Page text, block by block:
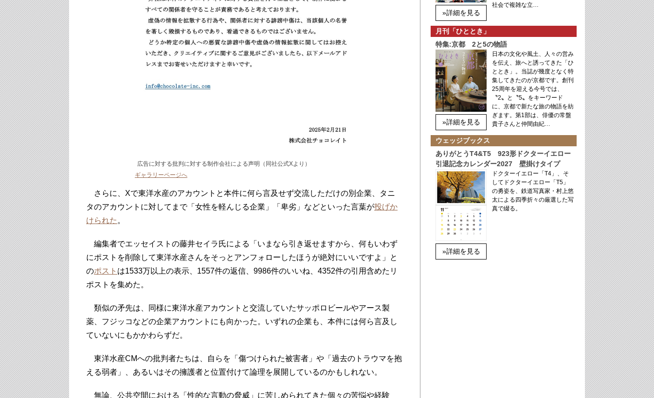
広告に対する批判に対する制作会社による声明（同社公式Xより）
ギャラリーページへ
さらに、Xで東洋水産のアカウントと本件に何ら言及せず交流しただけの別企業、タニ
タのアカウントに対してまで「女性を軽んじる企業」「卑劣」などといった言葉が投げか
けられた 。
編集者でエッセイストの藤井セイラ氏による「いまなら引き返せますから、何もいわず
にポストを削除して東洋水産さんをそっとアンフォローしたほうが絶対にいいですよ」と
のポスト は1533万以上の表示、1557件の返信、9986件のいいね、4352件の引用含めたリ
ポストを集めた。
類似の矛先は、同様に東洋水産アカウントと交流していたサッポロビールやアース製
薬、フジッコなどの企業アカウントにも向かった。いずれの企業も、本件には何ら言及し
ていないにもかかわらずだ。
東洋水産CMへの批判者たちは、自らを「傷つけられた被害者」や「過去のトラウマを抱
える弱者」、あるいはその擁護者と位置付けて論理を展開しているのかもしれない。
無論、公共空間における「性的な言動の脅威」に苦しめられてきた個々の苦悩や経験
»詳細を見る
社会で複雑な立…
月刊「ひととき」
特集:京都 2と5の物語
»詳細を見る
日本の文化や風土、人々の営み
を伝え、旅へと誘ってきた「ひ
ととき」。当誌が幾度となく特
集してきたのが京都です。創刊
25周年を迎える今号では、
〝2〟と〝5〟をキーワード
に、京都で新たな旅の物語を紡
ぎます。第1部は、俳優の常盤
貴子さんと仲間由紀…
ウェッジブックス
ありがとうT4&T5 923形ドクターイエロー
引退記念カレンダー2027 壁掛けタイプ
»詳細を見る
ドクターイエロー「T4」、そ
してドクターイエロー「T5」
の勇姿を、鉄道写真家・村上悠
太による四季折々の厳選した写
真で綴る。